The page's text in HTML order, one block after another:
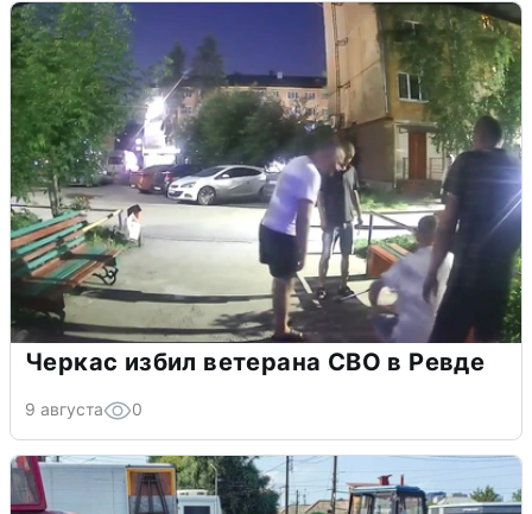
Черкас избил ветерана СВО в Ревде
9 августа 0